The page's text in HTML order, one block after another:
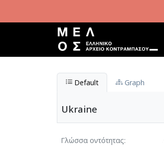
Default Graph
Ukraine
Γλώσσα οντότητας